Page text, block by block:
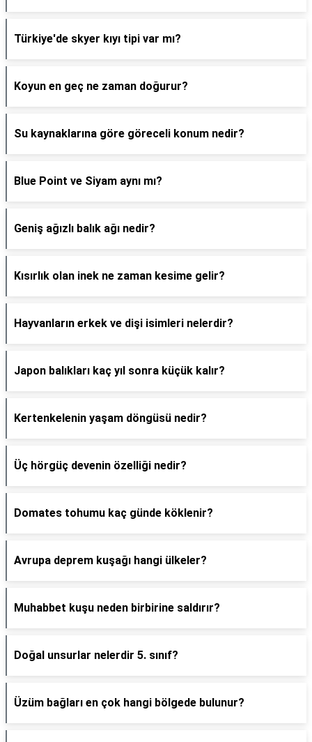
Türkiye'de skyer kıyı tipi var mı?
Koyun en geç ne zaman doğurur?
Su kaynaklarına göre göreceli konum nedir?
Blue Point ve Siyam aynı mı?
Geniş ağızlı balık ağı nedir?
Kısırlık olan inek ne zaman kesime gelir?
Hayvanların erkek ve dişi isimleri nelerdir?
Japon balıkları kaç yıl sonra küçük kalır?
Kertenkelenin yaşam döngüsü nedir?
Üç hörgüç devenin özelliği nedir?
Domates tohumu kaç günde köklenir?
Avrupa deprem kuşağı hangi ülkeler?
Muhabbet kuşu neden birbirine saldırır?
Doğal unsurlar nelerdir 5. sınıf?
Üzüm bağları en çok hangi bölgede bulunur?